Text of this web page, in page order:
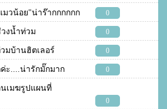
มวน้อย"น่าร๊ากกกกกก 0
งน้ำท่วม 0
มบ้านฮิตเลอร์ 0
ะ....น่ารักมั๊กมาก 0
เมฆรูปแผนที่
0